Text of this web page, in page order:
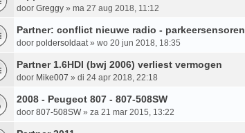
door Greggy » ma 27 aug 2018, 11:12
Partner: conflict nieuwe radio - parkeersensoren
door poldersoldaat» wo 20 jun 2018, 18:35
Partner 1.6HDI (bwj 2006) verliest vermogen
door Mike007 » di 24 apr 2018, 22:18
2008 - Peugeot 807 - 807-508SW
door 807-508SW» za 21 mar 2015, 13:22